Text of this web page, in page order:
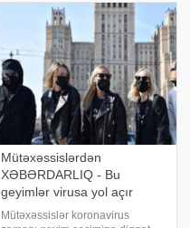
haqqıdır, burada bir problem
yoxdur. Problem belə geyimli
Mütəxəssislərdən
XƏBƏRDARLIQ - Bu
geyimlər virusa yol açır
Mütəxəssislər koronavirus